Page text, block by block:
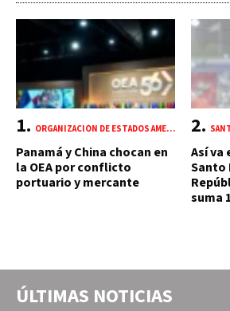
ORGANIZACIÓN DE ESTADOS AMERICANOS (OEA)
Panamá y China chocan en
la OEA por conflicto
portuario y mercante
Así va
Santo
suma
ÚLTIMAS NOTICIAS